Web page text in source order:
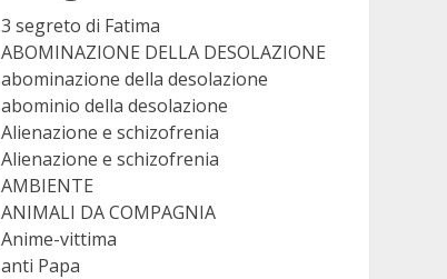
3 segreto di Fatima
ABOMINAZIONE DELLA DESOLAZIONE
abominazione della desolazione
abominio della desolazione
Alienazione e schizofrenia
Alienazione e schizofrenia
AMBIENTE
ANIMALI DA COMPAGNIA
Anime-vittima
anti Papa